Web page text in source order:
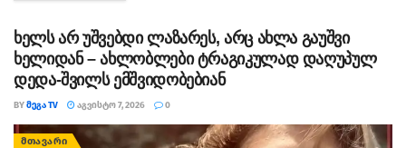
ხელს არ უშვებდი ლაზარეს, არც ახლა გაუშვი
ხელიდან – ახლობლები ტრაგიკულად დაღუპულ
დედა-შვილს ემშვიდობებიან
BYᲛᲔᲒᲐ TV ᲐᲒᲕᲘᲡᲢᲝ 7, 2026 0
ᲛᲗᲐᲕᲐᲠᲘ